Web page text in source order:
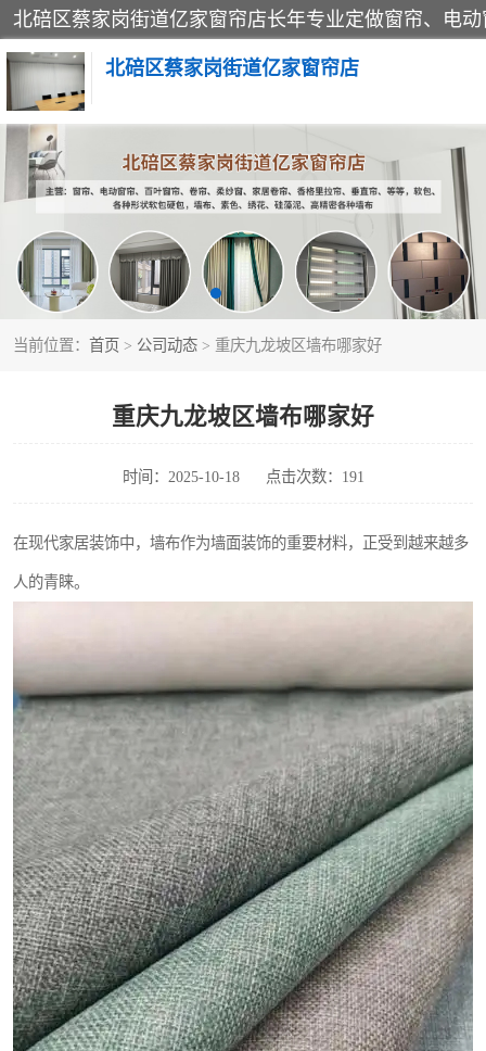
北碚区蔡家岗街道亿家窗帘店
当前位置： 首页 > 公司动态 > 重庆九龙坡区墙布哪家好
重庆九龙坡区墙布哪家好
时间：2025-10-18 点击次数：191
在现代家居装饰中，墙布作为墙面装饰的重要材料，正受到越来越多
人的青睐。
软包硬包
窗帘